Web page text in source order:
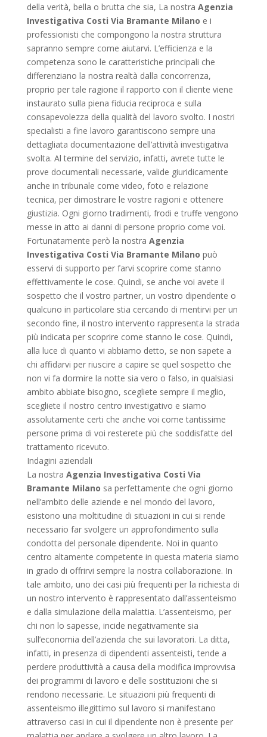
della verità, bella o brutta che sia, La nostra Agenzia
Investigativa Costi Via Bramante Milano e i
professionisti che compongono la nostra struttura
sapranno sempre come aiutarvi. L’efficienza e la
competenza sono le caratteristiche principali che
differenziano la nostra realtà dalla concorrenza,
proprio per tale ragione il rapporto con il cliente viene
instaurato sulla piena fiducia reciproca e sulla
consapevolezza della qualità del lavoro svolto. I nostri
specialisti a fine lavoro garantiscono sempre una
dettagliata documentazione dell’attività investigativa
svolta. Al termine del servizio, infatti, avrete tutte le
prove documentali necessarie, valide giuridicamente
anche in tribunale come video, foto e relazione
tecnica, per dimostrare le vostre ragioni e ottenere
giustizia. Ogni giorno tradimenti, frodi e truffe vengono
messe in atto ai danni di persone proprio come voi.
Fortunatamente però la nostra Agenzia
Investigativa Costi Via Bramante Milano può
esservi di supporto per farvi scoprire come stanno
effettivamente le cose. Quindi, se anche voi avete il
sospetto che il vostro partner, un vostro dipendente o
qualcuno in particolare stia cercando di mentirvi per un
secondo fine, il nostro intervento rappresenta la strada
più indicata per scoprire come stanno le cose. Quindi,
alla luce di quanto vi abbiamo detto, se non sapete a
chi affidarvi per riuscire a capire se quel sospetto che
non vi fa dormire la notte sia vero o falso, in qualsiasi
ambito abbiate bisogno, scegliete sempre il meglio,
scegliete il nostro centro investigativo e siamo
assolutamente certi che anche voi come tantissime
persone prima di voi resterete più che soddisfatte del
trattamento ricevuto.
Indagini aziendali
La nostra Agenzia Investigativa Costi Via
Bramante Milano sa perfettamente che ogni giorno
nell’ambito delle aziende e nel mondo del lavoro,
esistono una moltitudine di situazioni in cui si rende
necessario far svolgere un approfondimento sulla
condotta del personale dipendente. Noi in quanto
centro altamente competente in questa materia siamo
in grado di offrirvi sempre la nostra collaborazione. In
tale ambito, uno dei casi più frequenti per la richiesta di
un nostro intervento è rappresentato dall’assenteismo
e dalla simulazione della malattia. L’assenteismo, per
chi non lo sapesse, incide negativamente sia
sull’economia dell’azienda che sui lavoratori. La ditta,
infatti, in presenza di dipendenti assenteisti, tende a
perdere produttività a causa della modifica improvvisa
dei programmi di lavoro e delle sostituzioni che si
rendono necessarie. Le situazioni più frequenti di
assenteismo illegittimo sul lavoro si manifestano
attraverso casi in cui il dipendente non è presente per